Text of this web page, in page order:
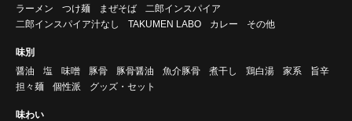
ラーメン
つけ麺 まぜそば
二郎インスパイア
二郎インスパイア汁なし
TAKUMEN LABO カレー その他
味別
醤油
塩 味噌 豚骨 豚骨醤油 魚介豚骨 煮干し 鶏白湯 家系
旨辛
担々麺
個性派 グッズ・セット
味わい